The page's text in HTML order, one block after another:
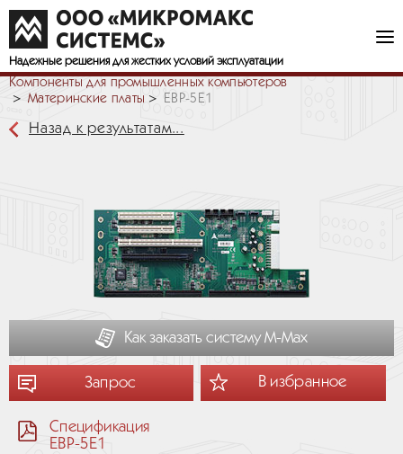
Надежные решения для жестких условий эксплуатации
Компоненты для промышленных компьютеров
Материнские платы
EBP-5E1
Назад к результатам...
Как заказать систему М-Мах
Запрос В избранное
Спецификация
EBP-5E1